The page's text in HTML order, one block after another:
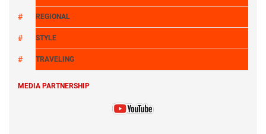
REGIONAL
STYLE
TRAVELING
MEDIA PARTNERSHIP